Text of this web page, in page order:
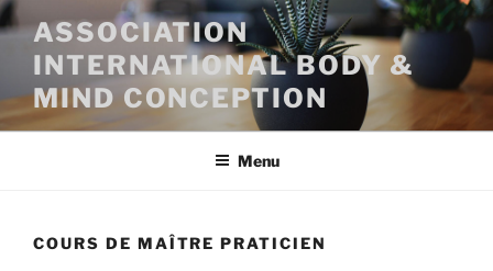
ASSOCIATION
INTERNATIONAL BODY &
MIND CONCEPTION
Menu
COURS DE MAÎTRE PRATICIEN